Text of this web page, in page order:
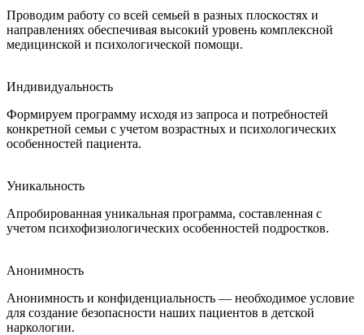
Проводим работу со всей семьей в разных плоскостях и
направлениях обеспечивая высокий уровень комплексной
медицинской и психологической помощи.
Индивидуальность
Формируем программу исходя из запроса и потребностей
конкретной семьи с учетом возрастных и психологических
особенностей пациента.
Уникальность
Апробированная уникальная программа, составленная с
учетом психофизиологических особенностей подростков.
Анонимность
Анонимность и конфиденциальность — необходимое условие
для создание безопасности наших пациентов в детской
наркологии.